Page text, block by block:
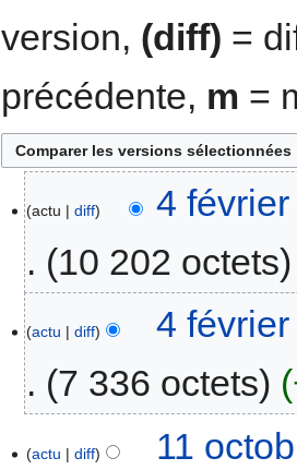
version, (diff) =
précédente, m =
actu diff
4
10 202 octets
actu diff
4
7 336 octets
actu diff
11